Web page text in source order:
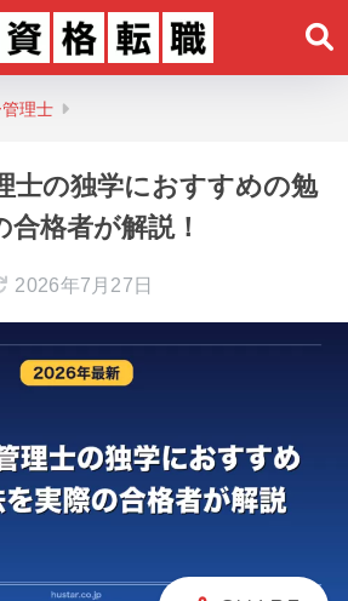
理士
士の独学におすすめの勉
格者が解説！
2026年7月27日